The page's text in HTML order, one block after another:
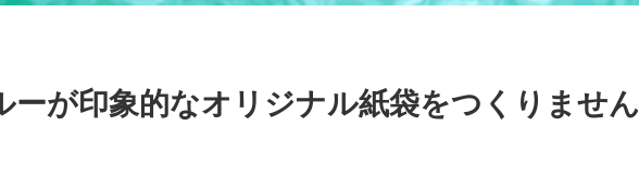
ーが印象的なオリジナル紙袋をつくりません